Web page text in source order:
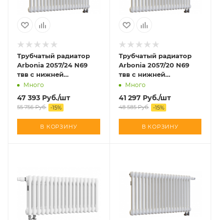
Трубчатый радиатор
Arbonia 2057/24 N69
твв с нижней
подводкой
Много
47 393 Руб./шт
55 756Руб. -15%
В КОРЗИНУ
Трубчатый радиатор
Arbonia 2057/20 N69
твв с нижней
подводкой
Много
41 297Руб./шт
48 585Руб. -15%
В КОРЗИНУ